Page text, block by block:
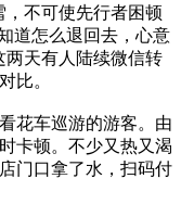
，不可使先行者困顿
道怎么退回去，心意
两天有人陆续微信转
比。
花车巡游的游客。由
卡顿。不少又热又渴
门口拿了水，扫码付